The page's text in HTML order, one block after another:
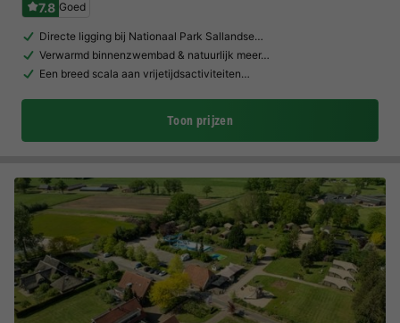
7.8 Goed
Directe ligging bij Nationaal Park Sallandse…
Verwarmd binnenzwembad & natuurlijk meer…
Een breed scala aan vrijetijdsactiviteiten…
Toon prijzen